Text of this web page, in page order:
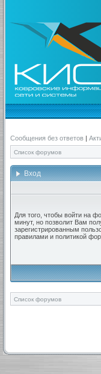
Сообщения без ответов |
Список форумов
Вход
Для того, чтобы войти на
минут, но позволит Вам
зарегистрированным
правилами и политикой
Список форумов